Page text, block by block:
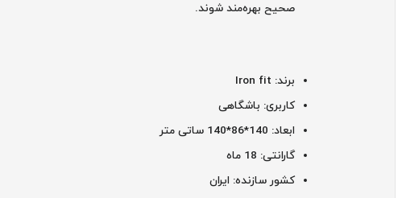
صحیح بهره‌مند شوند.
برند: Iron fit
کاربری: باشگاهی
ابعاد: 140*86*140 ساتی متر
گارانتی: 18 ماه
کشور سازنده: ایران